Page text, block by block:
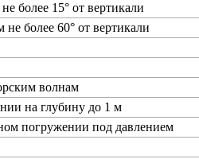
более 15° от вертикали
более 60° от вертикали
волнам
на глубину до 1 м
погружении под давлением